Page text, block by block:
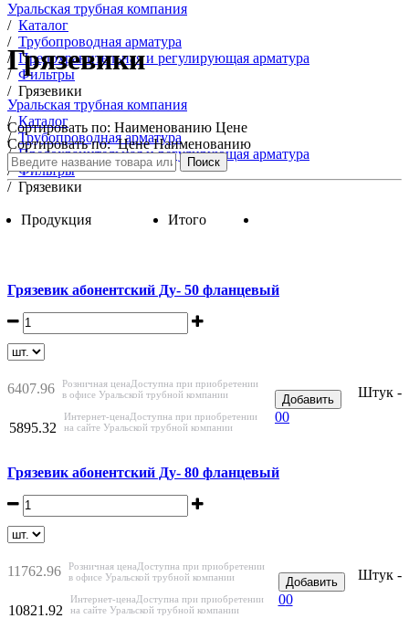
Уральская трубная компания
/ Каталог
/ Трубопроводная арматура
/ Предохранительная и регулирующая арматура
/ Фильтры
/ Грязевики
Грязевики
Уральская трубная компания
/ Каталог
/ Трубопроводная арматура
/ Предохранительная и регулирующая арматура
/ Фильтры
/ Грязевики
Сортировать по: Наименованию Цене
Сортировать по: Цене Наименованию
Поиск
Продукция Итого
Грязевик абонентский Ду- 50 фланцевый
Штук -
6407.96 Розничная ценаДоступна при приобретении
в офисе Уральской трубной компании
5895.32
Интернет-ценаДоступна при приобретении
на сайте Уральской трубной компании
Добавить
00
Грязевик абонентский Ду- 80 фланцевый
Штук -
11762.96 Розничная ценаДоступна при приобретении
в офисе Уральской трубной компании
10821.92
Интернет-ценаДоступна при приобретении
на сайте Уральской трубной компании
Добавить
00